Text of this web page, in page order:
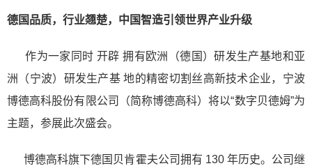
德国品质，行业翘楚，中国智造引领世界产业升级
作为一家同时 开辟 拥有欧洲（德国）研发生产基地和亚
洲（宁波）研发生产基 地的精密切割丝高新技术企业，宁波
博德高科股份有限公司（简称博德高科）将以“数字贝德姆”为
主题，参展此次盛会。
博德高科旗下德国贝肯霍夫公司拥有 130 年历史。公司继